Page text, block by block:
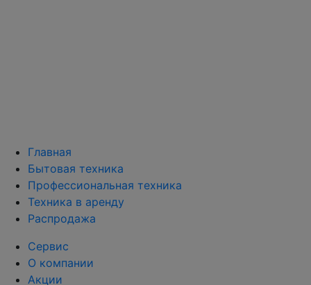
Главная
Бытовая техника
Профессиональная техника
Техника в аренду
Распродажа
Сервис
О компании
Акции